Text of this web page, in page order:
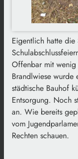
Eigentlich hatte
Offenbar mit
Brandlwiese wurde
städtische Bauhof
Entsorgung. Noch
an. Wie bereits
vom
Rechten schauen.